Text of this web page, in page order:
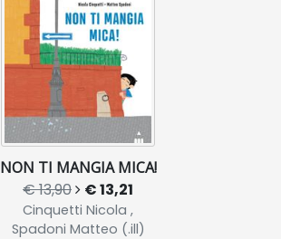
NON TI MANGIA MICA!
€ 13,90 € 13,21
Cinquetti Nicola ,
Spadoni Matteo (.ill)